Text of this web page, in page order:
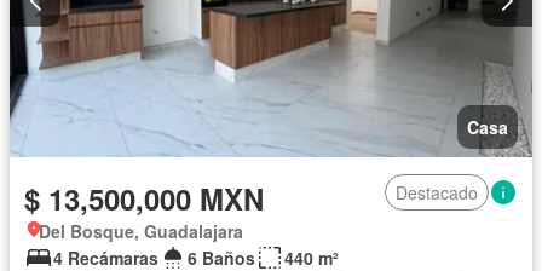
Casa
$ 13,500,000 MXN
Destacado
Del Bosque, Guadalajara
4 Recámaras
6 Baños
440 m²